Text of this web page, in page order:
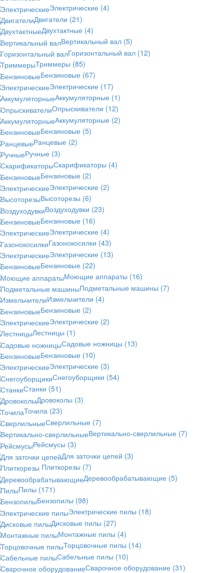
Электрические (4)
Двигатели (21)
Двухтактные (4)
Вертикальный вал (5)
Горизонтальный вал (12)
Триммеры (85)
Бензиновые (67)
Электрические (17)
Аккумуляторные (1)
Опрыскиватели (12)
Аккумуляторные (2)
Бензиновые (5)
Ранцевые (2)
Ручные (3)
Скарификаторы (4)
Бензиновые (2)
Электрические (2)
Высоторезы (6)
Воздуходувки (23)
Бензиновые (16)
Электрические (4)
Газонокосилки (43)
Электрические (13)
Бензиновые (22)
Моющие аппараты (16)
Подметальные машины (7)
Измельчители (4)
Бензиновые (2)
Электрические (2)
Лестницы (1)
Садовые ножницы (13)
Бензиновые (10)
Электрические (3)
Снегоуборщики (54)
Станки (51)
Дровоколы (3)
Точила (23)
Сверлильные (7)
Вертикально-сверлильные (7)
Рейсмусы (3)
Для заточки цепей (3)
Плиткорезы (7)
Деревообрабатывающие (5)
Пилы (171)
Бензопилы (98)
Электрические пилы (18)
Дисковые пилы (27)
Монтажные пилы (4)
Торцовочные пилы (14)
Сабельные пилы (10)
Сварочное оборудование (31)